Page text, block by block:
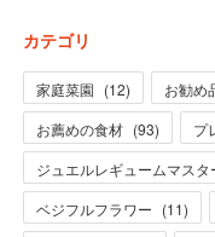
カテゴリ
家庭菜園 (12) お勧め
お薦めの食材 (93) プ
ジュエルレギュームマスタ
ベジフルフラワー (11)